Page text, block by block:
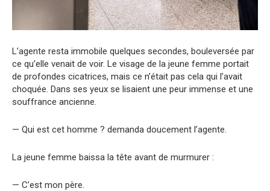
L’agente resta immobile quelques secondes, bouleversée par
ce qu’elle venait de voir. Le visage de la jeune femme portait
de profondes cicatrices, mais ce n’était pas cela qui l’avait
choquée. Dans ses yeux se lisaient une peur immense et une
souffrance ancienne.
— Qui est cet homme ? demanda doucement l’agente.
La jeune femme baissa la tête avant de murmurer :
— C’est mon père.